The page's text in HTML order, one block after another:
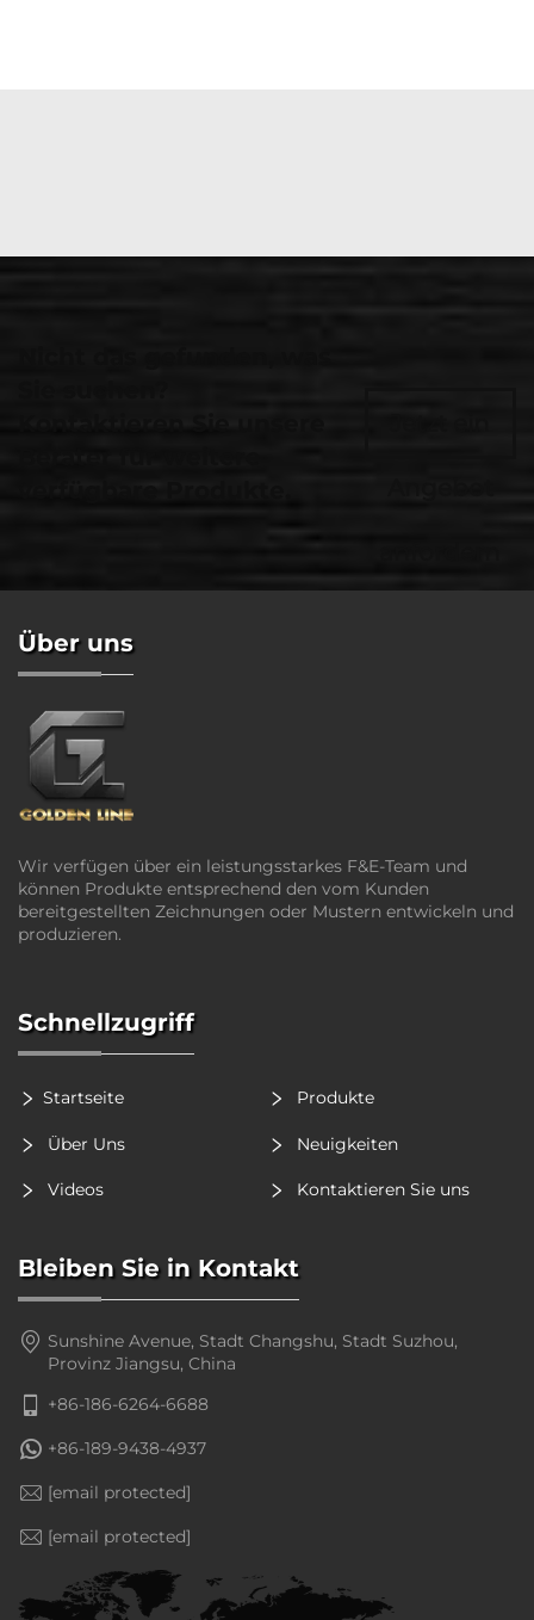
Über uns
Wir verfügen über ein leistungsstarkes F&E-Team und
können Produkte entsprechend den vom Kunden
bereitgestellten Zeichnungen oder Mustern entwickeln und
produzieren.
Schnellzugriff
Startseite Produkte
Über Uns Neuigkeiten
Videos Kontaktieren Sie uns
Bleiben Sie in Kontakt
Sunshine Avenue, Stadt Changshu, Stadt Suzhou,
Provinz Jiangsu, China
+86-186-6264-6688
+86-189-9438-4937
[email protected]
[email protected]